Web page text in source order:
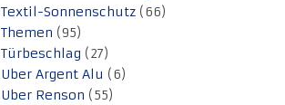
Textil-Sonnenschutz (66)
Themen (95)
Türbeschlag (27)
Uber Argent Alu (6)
Uber Renson (55)